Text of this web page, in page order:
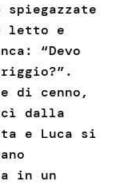
spiegazzate
letto e
“Devo
di cenno,
dalla
e Luca si
in un